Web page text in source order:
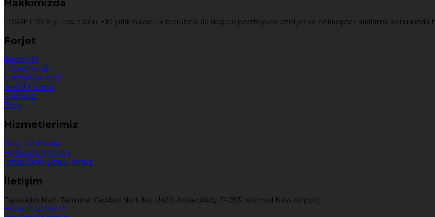
Hakkımızda
FORJET 2018 yılından beri, +10 yıllık havacılık tecrübesi ile değerli portföyüne özel jet ve helikopter kiralama
Forjet
Anasayfa
Hakkımızda
Hizmetlerimiz
Teklif Formu
Filomuz
Blog
Hizmetlerimiz
Özel Jet Kirala
Helikopter Kirala
Ambulans Uçağı Kirala
İletişim
Tayakadın Mah. Terminal Caddesi No:1, Nu: U420, Arnavutköy 34283, İstanbul New Airport
+90 542 402 82 71